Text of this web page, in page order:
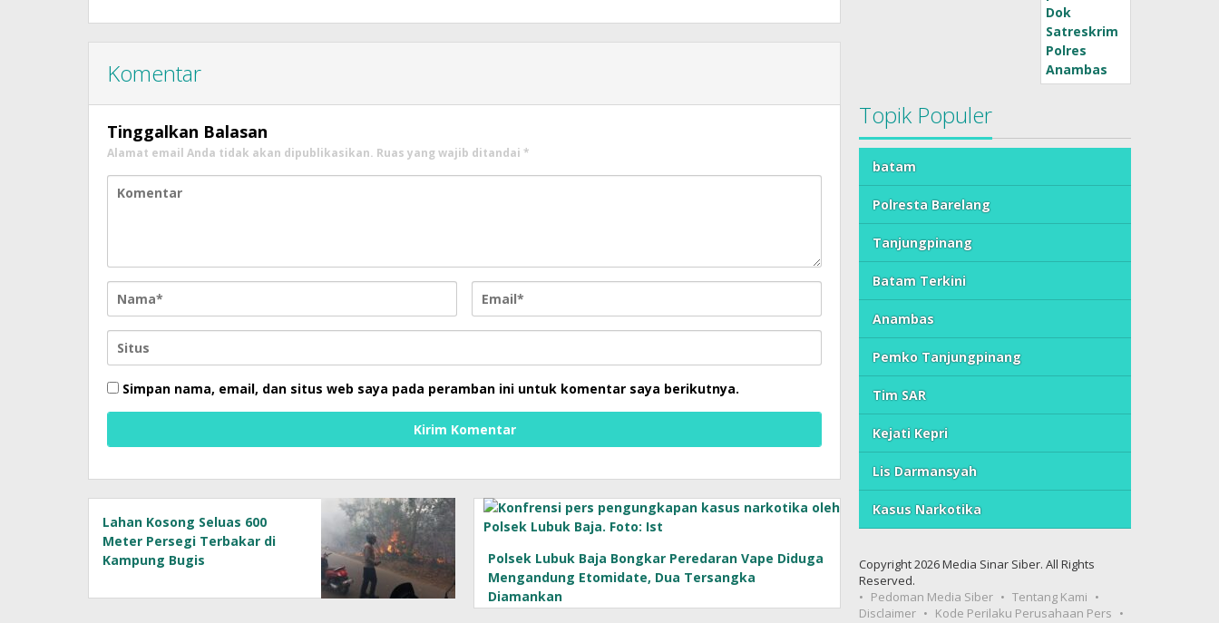
Komentar
Tinggalkan Balasan
Alamat email Anda tidak akan dipublikasikan. Ruas yang wajib ditandai *
Simpan nama, email, dan situs web saya pada peramban ini untuk komentar saya berikutnya.
Lahan Kosong Seluas 600
Meter Persegi Terbakar di
Kampung Bugis
Polsek Lubuk Baja Bongkar Peredaran Vape Diduga
Mengandung Etomidate, Dua Tersangka
Diamankan
Topik Populer
batam
Polresta Barelang
Tanjungpinang
Batam Terkini
Anambas
Pemko Tanjungpinang
Tim SAR
Kejati Kepri
Lis Darmansyah
Kasus Narkotika
Copyright 2026 Media Sinar Siber. All Rights
Reserved.
Pedoman Media Siber
Tentang Kami
Disclaimer
Kode Perilaku Perusahaan Pers